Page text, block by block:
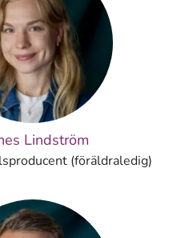
Lindström
(föräldraledig)